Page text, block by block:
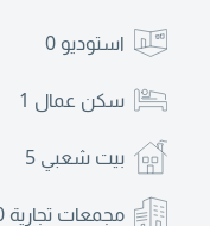
استوديو 0
سكن عمال 1
بيت شعبي 5
مجمعات تجارية